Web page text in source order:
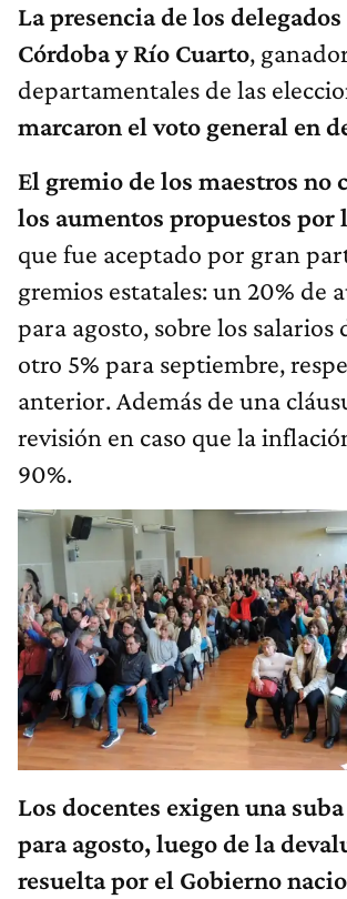
La presencia de los
Córdoba y Río Cuarto,
departamentales de las
marcaron el voto general en
El gremio de los maestros no
los aumentos propuestos por
que fue aceptado por gran
gremios estatales: un 20% de
para agosto, sobre los salarios
otro 5% para septiembre,
anterior. Además de una
revisión en caso que la
90%.
Los docentes exigen una
para agosto, luego de la
resuelta por el Gobierno